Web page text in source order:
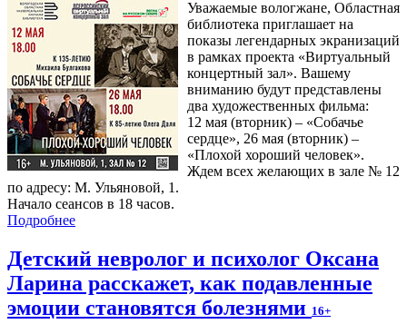
Уважаемые вологжане, Областная
библиотека приглашает на
показы легендарных экранизаций
в рамках проекта «Виртуальный
концертный зал». Вашему
вниманию будут представлены
два художественных фильма:
12 мая (вторник) – «Собачье
сердце», 26 мая (вторник) –
«Плохой хороший человек».
Ждем всех желающих в зале № 12
по адресу: М. Ульяновой, 1.
Начало сеансов в 18 часов.
Подробнее
Детский невролог и психолог Оксана
Ларина расскажет, как подавленные
эмоции становятся болезнями 16+